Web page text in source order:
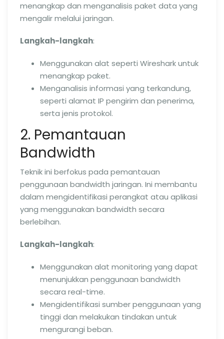
menangkap dan menganalisis paket data yang
mengalir melalui jaringan.
Langkah-langkah:
Menggunakan alat seperti Wireshark untuk
menangkap paket.
Menganalisis informasi yang terkandung,
seperti alamat IP pengirim dan penerima,
serta jenis protokol.
2. Pemantauan
Bandwidth
Teknik ini berfokus pada pemantauan
penggunaan bandwidth jaringan. Ini membantu
dalam mengidentifikasi perangkat atau aplikasi
yang menggunakan bandwidth secara
berlebihan.
Langkah-langkah:
Menggunakan alat monitoring yang dapat
menunjukkan penggunaan bandwidth
secara real-time.
Mengidentifikasi sumber penggunaan yang
tinggi dan melakukan tindakan untuk
mengurangi beban.